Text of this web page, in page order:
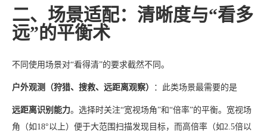
二、场景适配：清晰度与“看多
远”的平衡术
不同使用场景对“看得清”的要求截然不同。
户外观测（狩猎、搜救、远距离观察） ：此类场景最需要的是
远距离识别能力。选择时关注“宽视场角”和“倍率”的平衡。宽视场
角（如18°以上）便于大范围扫描发现目标，而高倍率（如2.5倍以